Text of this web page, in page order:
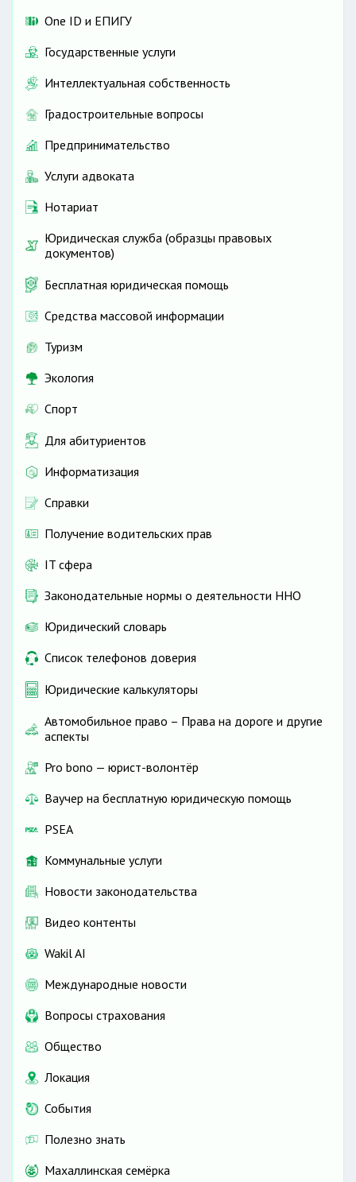
One ID и ЕПИГУ
Государственные услуги
Интеллектуальная собственность
Градостроительные вопросы
Предпринимательство
Услуги адвоката
Нотариат
Юридическая служба (образцы правовых
документов)
Бесплатная юридическая помощь
Средства массовой информации
Туризм
Экология
Спорт
Для абитуриентов
Информатизация
Справки
Получение водительских прав
IT сфера
Законодательные нормы о деятельности ННО
Юридический словарь
Список телефонов доверия
Юридические калькуляторы
Автомобильное право – Права на дороге и другие
аспекты
Pro bono — юрист-волонтёр
Ваучер на бесплатную юридическую помощь
PSEA
Коммунальные услуги
Новости законодательства
Видео контенты
Wakil AI
Международные новости
Вопросы страхования
Общество
Локация
События
Полезно знать
Махаллинская семёрка